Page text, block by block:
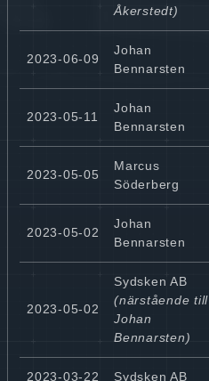
Åkerstedt)
2023-06-09
Johan
Bennarsten
2023-05-11
Johan
Bennarsten
2023-05-05
Marcus
Söderberg
2023-05-02
Johan
Bennarsten
2023-05-02
Sydsken AB
(närstående till
Johan
Bennarsten)
2023-03-22 Sydsken AB